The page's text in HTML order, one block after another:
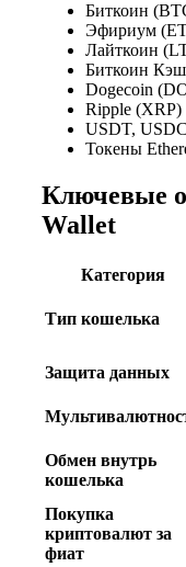
Биткоин
Эфириум
Лайткоин
Биткоин
Dogecoin
Ripple (XRP)
USDT,
Токены
Ключевые
Wallet
Категория
Тип кошелька
Защита данных
Обмен внутрь
кошелька
Покупка
криптовалют за
фиат